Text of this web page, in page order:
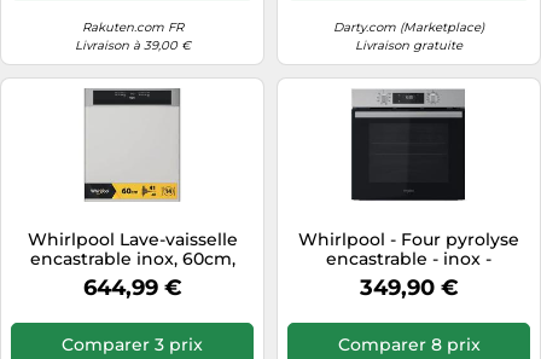
Rakuten.com FR
Livraison à 39,00 €
Darty.com (Marketplace)
Livraison gratuite
Whirlpool Lave-vaisselle
encastrable inox, 60cm,
PowerClean Pro -
WD0BD851AX
644,99 €
Comparer 3 prix
Whirlpool - Four pyrolyse
encastrable - inox -
OMR551RR0X
349,90 €
Comparer 8 prix